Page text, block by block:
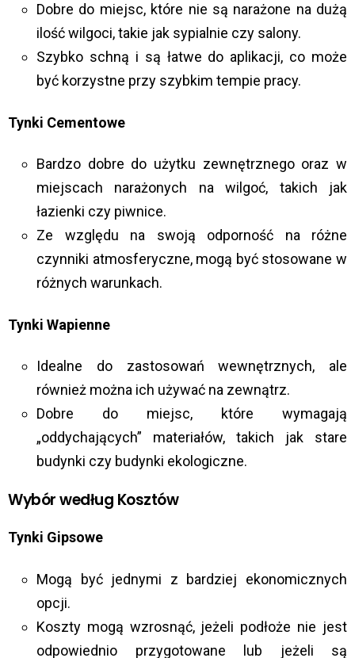
Dobre do miejsc, które nie są narażone na dużą
ilość wilgoci, takie jak sypialnie czy salony.
Szybko schną i są łatwe do aplikacji, co może
być korzystne przy szybkim tempie pracy.
Tynki Cementowe
Bardzo dobre do użytku zewnętrznego oraz w
miejscach narażonych na wilgoć, takich jak
łazienki czy piwnice.
Ze względu na swoją odporność na różne
czynniki atmosferyczne, mogą być stosowane w
różnych warunkach.
Tynki Wapienne
Idealne do zastosowań wewnętrznych, ale
również można ich używać na zewnątrz.
Dobre do miejsc, które wymagają
„oddychających” materiałów, takich jak stare
budynki czy budynki ekologiczne.
Wybór według Kosztów
Tynki Gipsowe
Mogą być jednymi z bardziej ekonomicznych
opcji.
Koszty mogą wzrosnąć, jeżeli podłoże nie jest
odpowiednio przygotowane lub jeżeli są